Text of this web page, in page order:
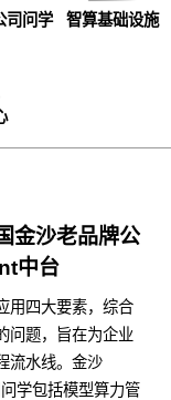
司问学 智算基础设施
金沙老品牌公
中台
用四大要素，综合
问题，旨在为企业
流水线。金沙
学包括模型算力管